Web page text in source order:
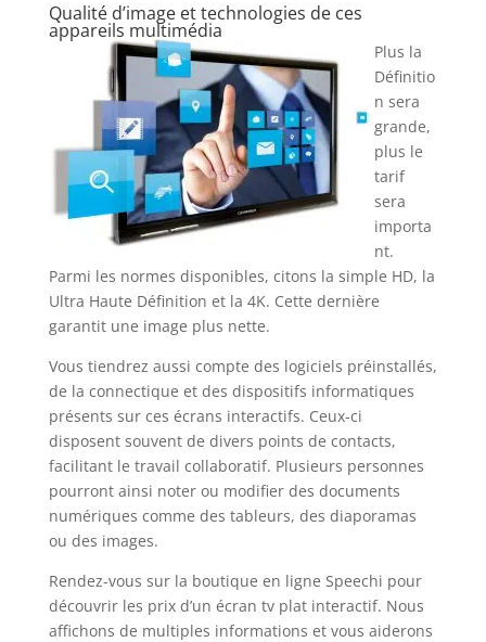
Qualité d’image et technologies de ces
appareils multimédia
Plus la
Définitio
n sera
grande,
plus le
tarif
sera
importa
nt.
Parmi les normes disponibles, citons la simple HD, la
Ultra Haute Définition et la 4K. Cette dernière
garantit une image plus nette.
Vous tiendrez aussi compte des logiciels préinstallés,
de la connectique et des dispositifs informatiques
présents sur ces écrans interactifs. Ceux-ci
disposent souvent de divers points de contacts,
facilitant le travail collaboratif. Plusieurs personnes
pourront ainsi noter ou modifier des documents
numériques comme des tableurs, des diaporamas
ou des images.
Rendez-vous sur la boutique en ligne Speechi pour
découvrir les prix d’un écran tv plat interactif. Nous
affichons de multiples informations et vous aiderons